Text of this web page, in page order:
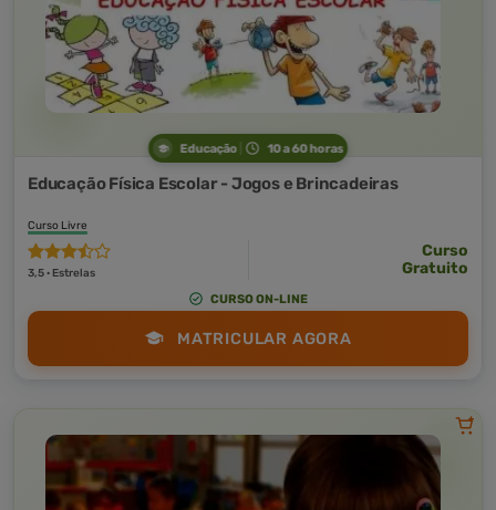
Educação 10 a 60 horas
Educação Física Escolar - Jogos e Brincadeiras
Curso Livre
3,5 · Estrelas
Curso
Gratuito
CURSO ON-LINE
MATRICULAR AGORA